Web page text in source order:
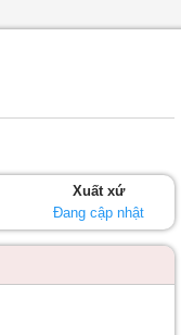
Xuất xứ
Đang cập nhật